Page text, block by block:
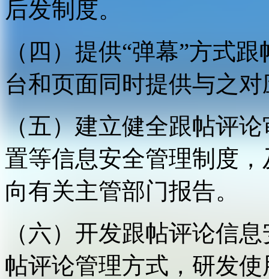
后发制度。
（四）提供“弹幕”方式
台和页面同时提供与之
（五）建立健全跟帖评
置等信息安全管理制度
向有关主管部门报告。
（六）开发跟帖评论信
帖评论管理方式，研发